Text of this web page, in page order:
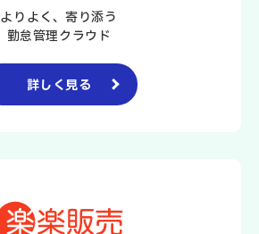
よりよく、寄り添う
勤怠管理クラウド
詳しく見る